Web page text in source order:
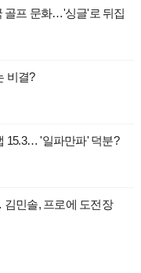
골프 문화…'싱글'로 뒤집
비결?
15.3… '일파만파' 덕분?
민솔, 프로에 도전장